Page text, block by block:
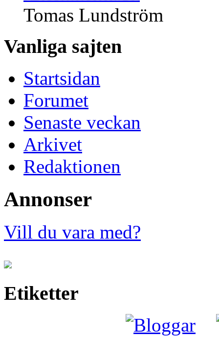
Tomas Lundström
Vanliga sajten
Startsidan
Forumet
Senaste veckan
Arkivet
Redaktionen
Annonser
Vill du vara med?
Etiketter